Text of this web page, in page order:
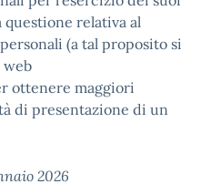
relativa al
(a tal proposito si
web
ottenere maggiori
di presentazione di un
2026